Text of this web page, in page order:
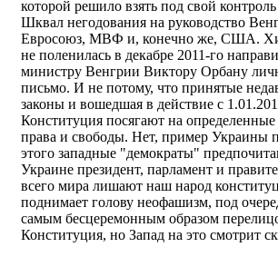
которой решило взять под свой
Шквал негодования на руководство
Евросоюз, МВФ и, конечно же, США.
не поленилась в декабре 2011-го
министру Венгрии Виктору Орбану
письмо. И не потому, что принятые
законы и вошедшая в действие с
Конституция посягают на определенные
права и свободы. Нет, пример Украины
этого западные "демократы"
Украине президент, парламент и
всего мира лишают наш народ
поднимает голову неофашизм, под
самым бесцеремонным образом
Конституция, но Запад на это смотрит